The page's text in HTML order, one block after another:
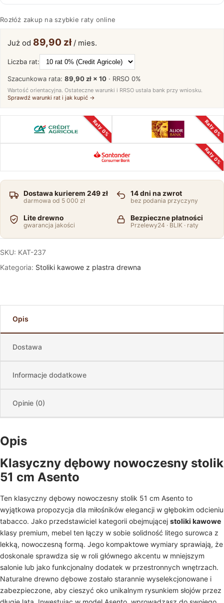
Rozłóż zakup na szybkie raty online
Już od 89,90 zł/ mies.
Liczba rat:
Szacunkowa rata: 89,90 zł × 10 · RRSO 0%
Wartość orientacyjna. Ostateczne warunki i RRSO ustala bank przy wniosku.
Sprawdź warunki rat i jak kupić →
Raty 0%
Raty 0%
Raty 0%
Dostawa kurierem 249 zł
darmowa od 5 000 zł
14 dni na zwrot
bez podania przyczyny
Lite drewno
gwarancja jakości
Bezpieczne płatności
Przelewy24 · BLIK · raty
SKU: KAT-237
Kategoria: Stoliki kawowe z plastra drewna
Opis
Dostawa
Informacje dodatkowe
Opinie (0)
Opis
Klasyczny dębowy nowoczesny stolik
51 cm Asento
Ten klasyczny dębowy nowoczesny stolik 51 cm Asento to
wyjątkowa propozycja dla miłośników elegancji w głębokim odcieniu
tabacco. Jako przedstawiciel kategorii obejmującej stoliki kawowe
klasy premium, mebel ten łączy w sobie solidność litego surowca z
lekką, nowoczesną formą. Jego kompaktowe wymiary sprawiają, że
doskonale sprawdza się w roli głównego akcentu w mniejszym
salonie lub jako funkcjonalny dodatek w przestronnych wnętrzach.
Naturalne drewno dębowe zostało starannie wyselekcjonowane i
zabezpieczone, aby cieszyć oko unikalnym rysunkiem słojów przez